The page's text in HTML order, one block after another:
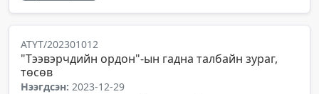
АТҮТ/202301012
"Тээвэрчдийн ордон"-ын гадна талбайн зураг,
төсөв
Нээгдсэн: 2023-12-29